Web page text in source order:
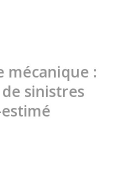
mécanique :
sinistres